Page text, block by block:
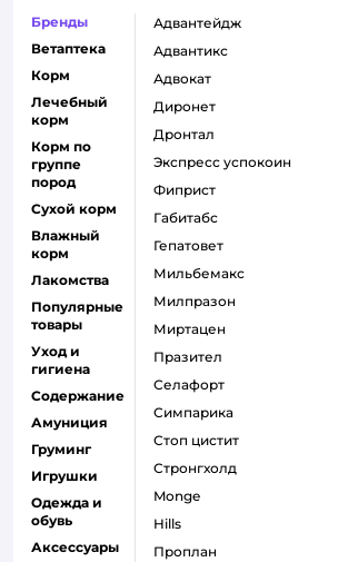
Бренды
Ветаптека
Корм
Лечебный
корм
Корм по
группе
пород
Сухой корм
Влажный
корм
Лакомства
Популярные
товары
Уход и
гигиена
Содержание
Амуниция
Груминг
Игрушки
Одежда и
обувь
Аксессуары
адвантейдж
адвантикс
адвокат
диронет
дронтал
экспресс успокоин
фиприст
габитабс
гепатовет
мильбемакс
милпразон
миртацен
празител
селафорт
симпарика
стоп цистит
стронгхолд
monge
hills
проплан